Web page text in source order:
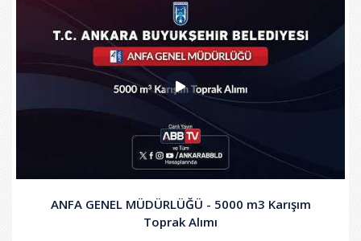
ANFA GENEL MÜDÜRLÜĞÜ - 5000 m3 Karışım
Toprak Alımı